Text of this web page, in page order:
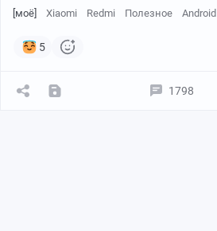
[моё] Xiaomi Redmi Полезное Android
5
1798